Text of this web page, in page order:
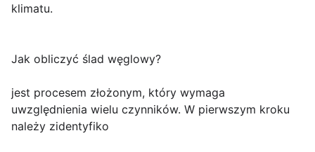
klimatu.
Jak obliczyć ślad węglowy?
jest procesem złożonym, który wymaga
uwzględnienia wielu czynników. W pierwszym kroku
należy zidentyfiko